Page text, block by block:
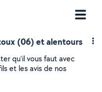
(06) et alentours
qu'il vous faut avec
et les avis de nos